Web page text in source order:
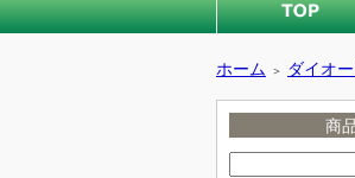
ホーム ＞ ダイオ
商